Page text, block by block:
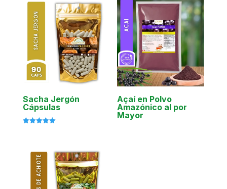
Sacha Jergón
Cápsulas
Açaí en Polvo
Amazónico al por
Mayor